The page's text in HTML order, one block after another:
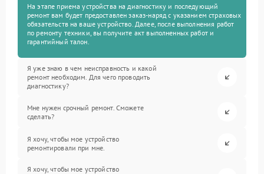
На этапе приема устройства на диагностику и последующий
ремонт вам будет предоставлен заказ-наряд с указанием страховых
обязательств на ваше устройство. Далее, после выполнения работ
по ремонту техники, вы получите акт выполненных работ и
гарантийный талон.
Я уже знаю в чем неисправность и какой
ремонт необходим. Для чего проводить
диагностику?
Мне нужен срочный ремонт. Сможете
сделать?
Я хочу, чтобы мое устройство
ремонтировали при мне.
Я хочу, чтобы мое устройство